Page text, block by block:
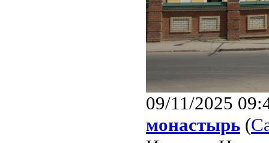
09/11/2025
монастырь (